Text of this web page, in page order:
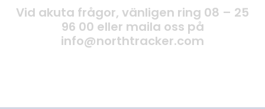
Vid akuta frågor, vänligen ring 08 – 25
96 00 eller maila oss på
info@northtracker.com